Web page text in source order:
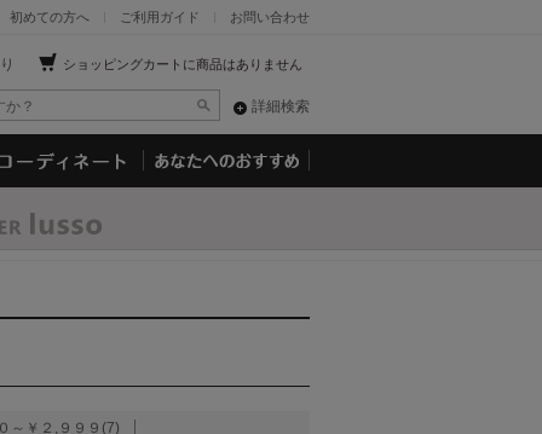
お問い合わせ
ご利用ガイド
初めての方へ
ショッピングカートに商品はありません
詳細検索
～￥２,９９９(7)